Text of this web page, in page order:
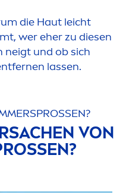
die Haut leicht
wer eher zu diesen
neigt und ob sich
lassen.
VON